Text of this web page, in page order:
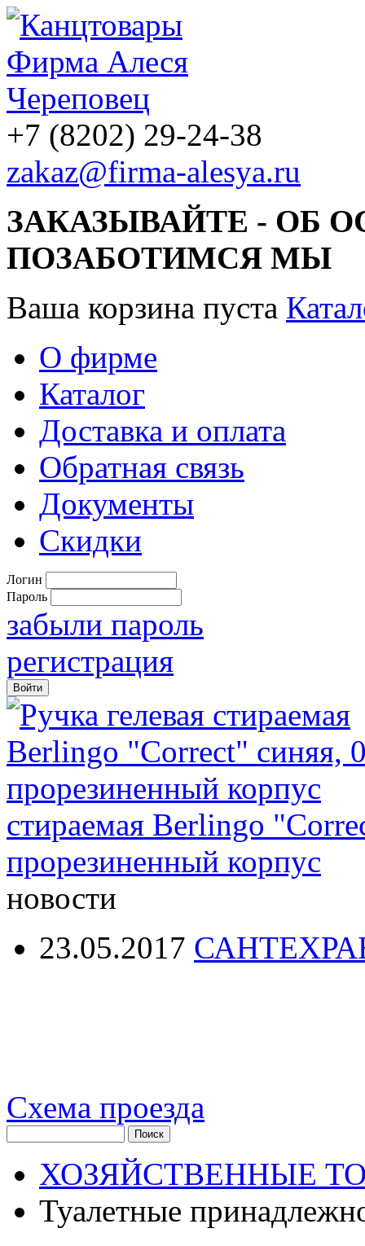
+7 (8202) 29-24-38
zakaz@firma-alesya.ru
ЗАКАЗЫВАЙТЕ - ОБ
ПОЗАБОТИМСЯ МЫ
Ваша корзина пуста
О фирме
Каталог
Доставка и оплата
Обратная связь
Документы
Скидки
Логин
Пароль
забыли пароль
регистрация
стираемая Berlingo
прорезиненный корпус
новости
23.05.2017
Схема проезда
ХОЗЯЙСТВЕННЫЕ
Туалетные